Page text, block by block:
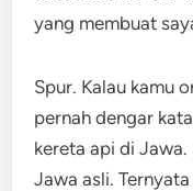
yang membuat
Spur. Kalau kamu
pernah dengar
kereta api di
Jawa asli.